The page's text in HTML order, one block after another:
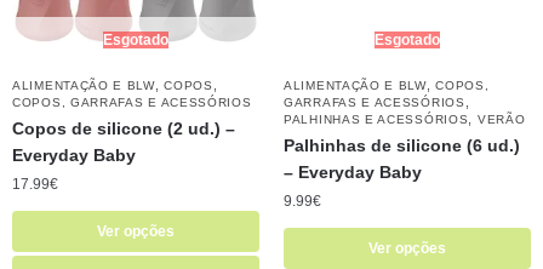
Esgotado
ALIMENTAÇÃO E BLW,COPOS
COPOS, GARRAFAS E ACESSÓRIOS
Copos de silicone (2 ud.) –
Everyday Baby
17.99€
Ver opções
Esgotado
ALIMENTAÇÃO E BLW,COPOS,
GARRAFAS E ACESSÓRIOS
PALHINHAS E ACESSÓRIOS VERÃO
Palhinhas de silicone (6 ud.)
– Everyday Baby
9.99€
Ver opções